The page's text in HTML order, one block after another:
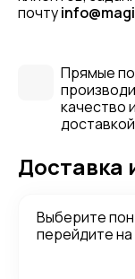
почту
Прямые
качество
Доставка
Выберите
перейдите